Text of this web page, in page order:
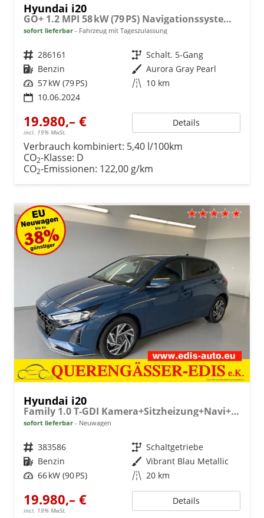
Hyundai i20
GO+ 1.2 MPI 58 kW (79 PS) Navigationssystem, Klimaautomatik, Rückfahrkamera, DAB, Apple CarPlay, Android Auto, Sitzheizung, Lenkradheizung, Spurassistent, Tempolimit-Assistent, 16"-Leichtmetallfelgen, Virtual Cockpit, uvm.
sofort lieferbar Fahrzeug mit Tageszulassung
Fahrzeugnr. 286161 Getriebe Schalt. 5-Gang
Kraftstoff Benzin Außenfarbe Aurora Gray Pearl
Leistung 57 kW (79 PS) Kilometerstand 10 km
10.06.2024
19.980,– €
incl. 19% MwSt.
Details
Verbrauch kombiniert: 5,40 l/100km
CO2-Klasse: D
CO2-Emissionen: 122,00 g/km
Hyundai i20
Family 1.0 T-GDI Kamera+Sitzheizung+Navi+Alu16+PDC+App-Connect
sofort lieferbar Neuwagen
Fahrzeugnr. 383586 Getriebe Schaltgetriebe
Kraftstoff Benzin Außenfarbe Vibrant Blau Metallic
Leistung 66 kW (90 PS) Kilometerstand 20 km
19.980,– €
incl. 19% MwSt.
Details